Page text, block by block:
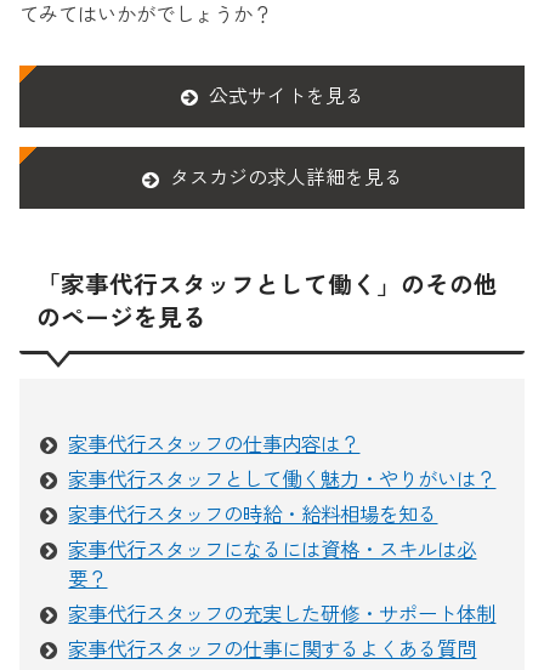
てみてはいかがでしょうか？
公式サイトを見る
タスカジの求人詳細を見る
「家事代行スタッフとして働く」のその他
のページを見る
家事代行スタッフの仕事内容は？
家事代行スタッフとして働く魅力・やりがいは？
家事代行スタッフの時給・給料相場を知る
家事代行スタッフになるには資格・スキルは必
要？
家事代行スタッフの充実した研修・サポート体制
家事代行スタッフの仕事に関するよくある質問